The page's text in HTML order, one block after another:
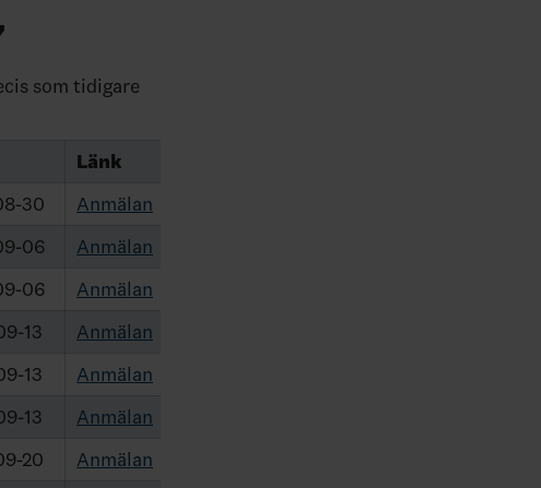
som tidigare
Länk
30
Anmälan
06
Anmälan
06
Anmälan
13
Anmälan
13
Anmälan
13
Anmälan
20
Anmälan